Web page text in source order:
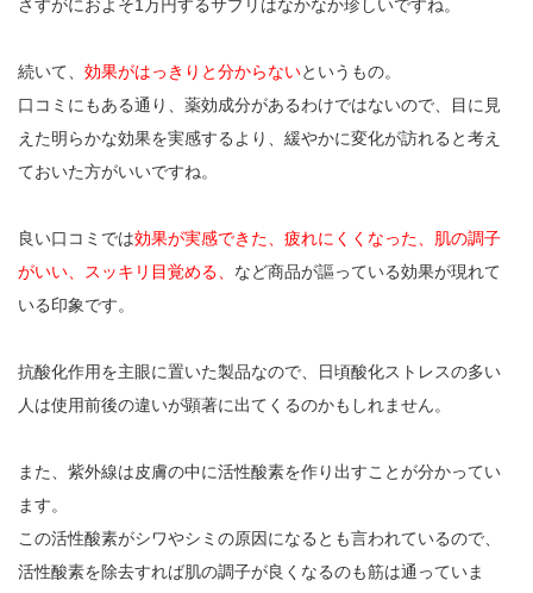
さすがにおよそ1万円するサプリはなかなか珍しいですね。
続いて、 効果がはっきりと分からないというもの。
口コミにもある通り、薬効成分があるわけではないので、目に見
えた明らかな効果を実感するより、緩やかに変化が訪れると考え
ておいた方がいいですね。
良い口コミでは効果が実感できた、疲れにくくなった、肌の調子
がいい、スッキリ目覚める、 など商品が謳っている効果が現れて
いる印象です。
抗酸化作用を主眼に置いた製品なので、日頃酸化ストレスの多い
人は使用前後の違いが顕著に出てくるのかもしれません。
また、紫外線は皮膚の中に活性酸素を作り出すことが分かってい
ます。
この活性酸素がシワやシミの原因になるとも言われているので、
活性酸素を除去すれば肌の調子が良くなるのも筋は通っていま